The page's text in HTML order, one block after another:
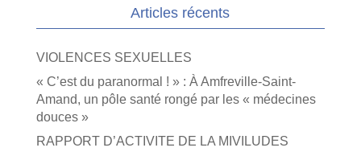
Articles récents
VIOLENCES SEXUELLES
« C’est du paranormal ! » : À Amfreville-Saint-
Amand, un pôle santé rongé par les « médecines
douces »
RAPPORT D’ACTIVITE DE LA MIVILUDES